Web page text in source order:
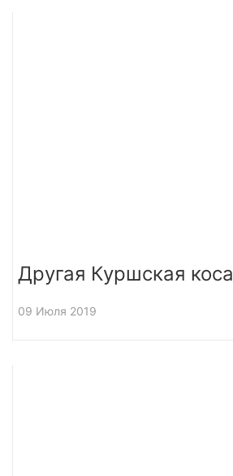
Другая Куршская коса
09 Июля 2019